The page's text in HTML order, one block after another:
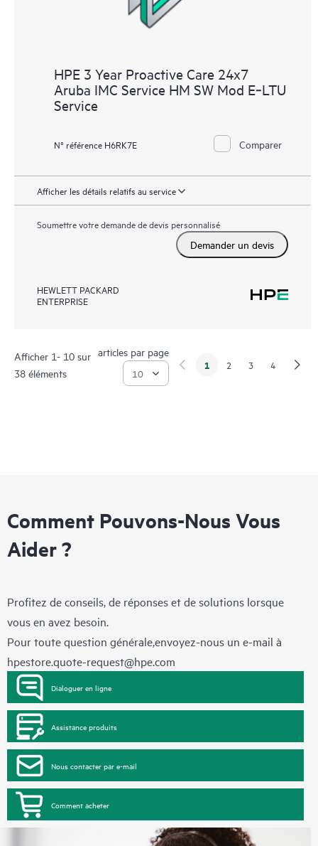
HPE 3 Year Proactive Care 24x7
Aruba IMC Service HM SW Mod E‑LTU
Service
N° référence H6RK7E Comparer
Afficher les détails relatifs au service
Soumettre votre demande de devis personnalisé
Demander un devis
HEWLETT PACKARD
ENTERPRISE
Afficher 1- 10 sur
38 éléments
articles par page
1 2 3 4
Comment Pouvons-Nous Vous
Aider ?
Profitez de conseils, de réponses et de solutions lorsque
vous en avez besoin.
Pour toute question générale,envoyez-nous un e-mail à
hpestore.quote-request@hpe.com
Dialoguer en ligne
Assistance produits
Nous contacter par e-mail
Comment acheter